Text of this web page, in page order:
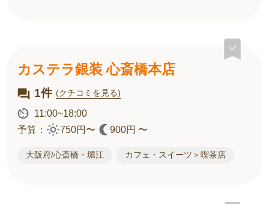
カステラ銀装 心斎橋本店
1件 (クチコミを見る)
11:00~18:00
予算：
750円〜 900円 〜
大阪府/心斎橋・堀江 カフェ・スイーツ＞喫茶店